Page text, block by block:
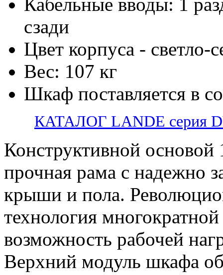
сзади
Цвет корпуса -
Вес: 107 кг
Шкаф поставляется в
КАТАЛОГ LANDE серия
Конструктивной
прочная рама с надежно
крыши и пола.
технология
возможность рабочей
Верхний модуль шкафа